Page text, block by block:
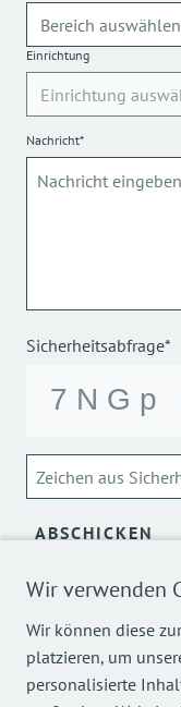
Wir verwenden
Wir können diese
platzieren, um
personalisierte
Einrichtung
Nachricht*
Sicherheitsabfrage*
ABSCHICKEN
Über die